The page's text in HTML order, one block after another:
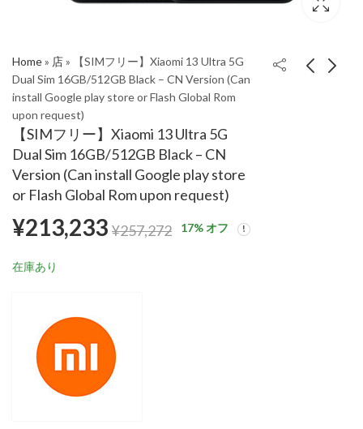
Home» 店»
【SIMフリー】Xiaomi 13 Ultra 5G
Dual Sim 16GB/512GB Black – CN Version (Can
install Google play store or Flash Global Rom
upon request)
【SIMフリー】Xiaomi 13 Ultra 5G
Dual Sim 16GB/512GB Black – CN
Version (Can install Google play store
or Flash Global Rom upon request)
13 Ultra 5G Dual Sim
12GB/256GB Black -
Google play store or
Flash Global Rom upon
request)
¥ 195,981
Google play store or
request)
¥213,233 ¥257,272 17% オフ
在庫あり